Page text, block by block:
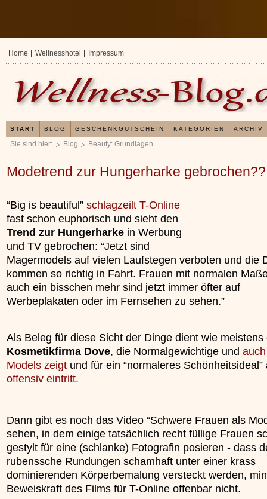
Sie sind hier: Blog Beauty: Grundlagen
Modetrend zur Hungerharke gebrochen??
“Big is beautiful” schlagzeilt T-Online
fast schon euphorisch und sieht den
Trend zur Hungerharke in Werbung
und TV gebrochen: “Jetzt sind
Magermodels auf vielen Laufstegen verboten und die
kommen so richtig in Fahrt. Frauen mit normalen
auch ein bisschen mehr sind jetzt immer öfter auf
Werbeplakaten oder im Fernsehen zu sehen.”
Als Beleg für diese Sicht der Dinge dient wie meistens
Kosmetikfirma Dove, die Normalgewichtige und
Models zeigt und für ein “normaleres Schönheitsideal”
offensiv eintritt.
Dann gibt es noch das Video “Schwere Frauen als
sehen, in dem einige tatsächlich recht füllige Frauen
gestylt für eine (schlanke) Fotografin posieren - dass
rubenssche Rundungen schamhaft unter einer krass
dominierenden Körperbemalung versteckt werden,
Beweiskraft des Films für T-Online offenbar nicht.
Erfahrungen mit und
Kieselsäuregel
»»»
Home Wellnesshotel Impressum
START BLOG GESCHENKGUTSCHEIN KATEGORIEN ARCHIV